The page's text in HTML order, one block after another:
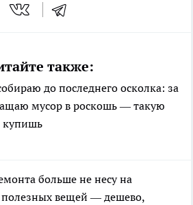
также:
до последнего осколка: за
мусор в роскошь — такую
купишь
больше не несу на
вещей — дешево,